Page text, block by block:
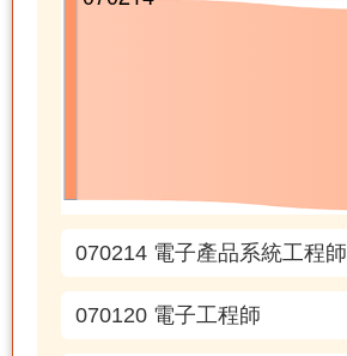
070214 電子產品系統工程師
070120 電子工程師